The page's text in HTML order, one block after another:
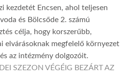
kezdetét Encsen, ahol teljesen
és Bölcsőde 2. számú
célja, hogy korszerűbb,
elvárásoknak megfelelő környezet
az intézmény dolgozóit.
SZEZON VÉGÉIG BEZÁRT AZ